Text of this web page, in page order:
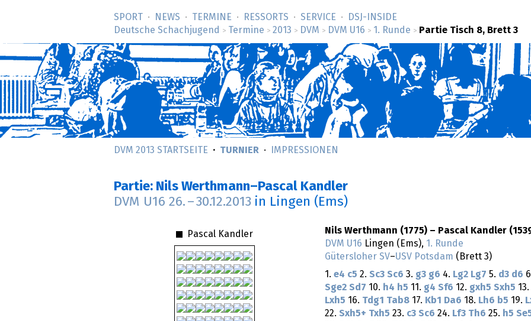
SPORT NEWS TERMINE RESSORTS SERVICE
DSJ-­INSIDE
Deutsche Schachjugend
> Termine > 2013 > DVM > DVM U16 > 1. Runde > Partie Tisch 8, Brett 3
DVM 2013 STARTSEITE TURNIER IMPRESSIONEN
Partie: Nils Werthmann–Pascal Kandler
DVM U16 26. –30.12.2013 in Lingen (Ems)
Pascal Kandler
Nils Werthmann (1775) – Pascal Kandler
DVM U16 Lingen (Ems), 1. Runde
Gütersloher SV–USV Potsdam (Brett 3)
1. e4 c5 2. Sc3 Sc6 3. g3 g6 4. Lg2 Lg7 5. d3 d6
Sge2 Sd7 10. h4 h5 11. g4 Sf6 12. gxh5 Sxh5 13.
Lxh5 16. Tdg1 Tab8 17. Kb1 Da6 18. Lh6 b5 19.
22. Sxh5+ Txh5 23. c3 Sc6 24. Lf3 Th6 25. h5